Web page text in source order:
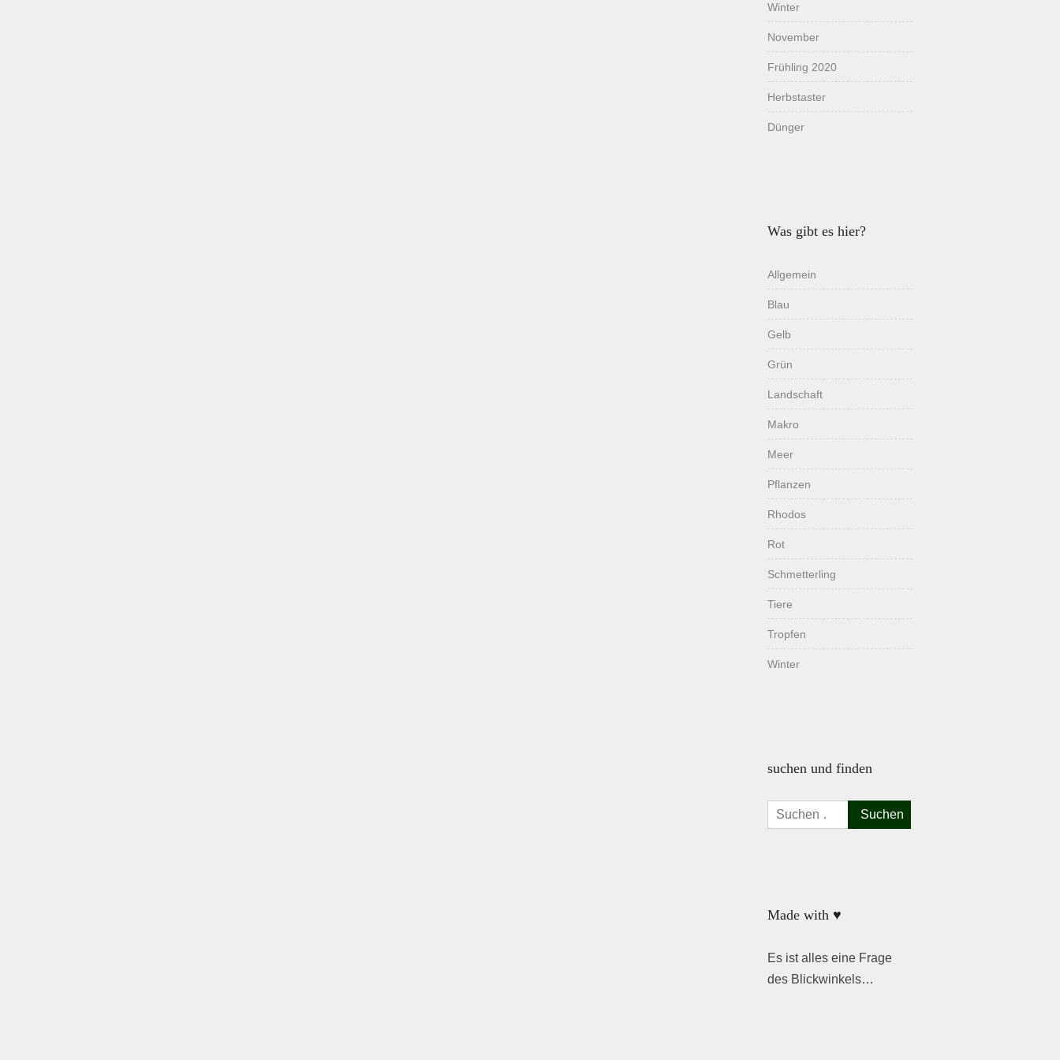
Winter
November
Frühling 2020
Herbstaster
Dünger
Was gibt es hier?
Allgemein
Blau
Gelb
Grün
Landschaft
Makro
Meer
Pflanzen
Rhodos
Rot
Schmetterling
Tiere
Tropfen
Winter
suchen und finden
Suchen
nach:
Made with ♥
Es ist alles eine Frage
des Blickwinkels…